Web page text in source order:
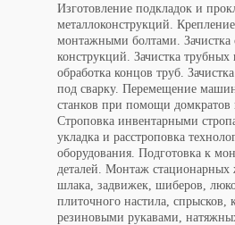
Изготовление подкладок и
металлоконструкций.
монтажными болтами. Зачистка
конструкций. Зачистка трубных
обработка концов труб.
под сварку. Перемещение
станков при помощи домкратов
Строповка инвентарными
укладка и расстроповка
оборудования. Подготовка к
деталей. Монтаж стационарных
шлака, задвижек, шиберов,
плиточного настила, спрысков,
резиновыми рукавами,